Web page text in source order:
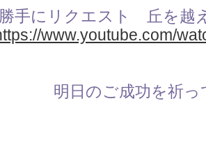
にリクエスト 丘を越
www.youtube.com/
明日のご成功を祈っ